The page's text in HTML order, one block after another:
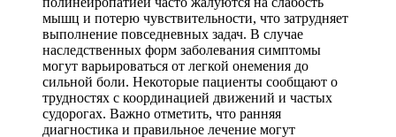
мышц и потерю чувствительности, что затрудняет
выполнение повседневных задач. В случае
наследственных форм заболевания симптомы
могут варьироваться от легкой онемения до
сильной боли. Некоторые пациенты сообщают о
трудностях с координацией движений и частых
судорогах. Важно отметить, что ранняя
диагностика и правильное лечение могут